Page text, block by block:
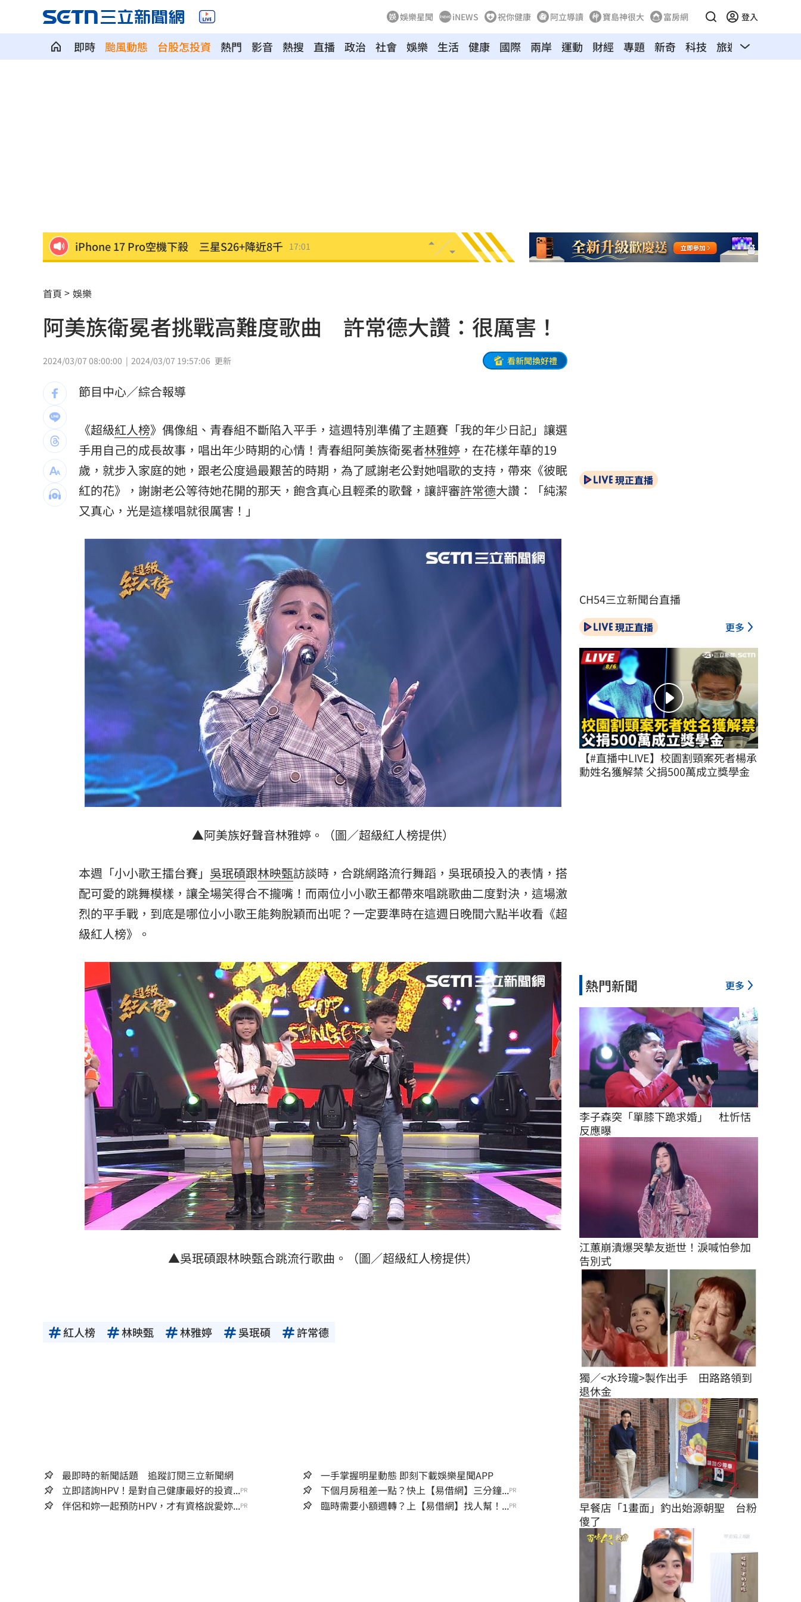
娛樂星聞 iNEWS 祝你健康 阿立導讀 寶島神很大 富房網 登入
即時 颱風動態 台股怎投資 熱門 影音 熱搜 直播 政治 社會 娛樂 生活 健康 國際 兩岸 運動 財經 專題 新奇 科技 旅遊 汽車
iPhone 17 Pro空機下殺 三星S26+降近8千 17:01
上海抽驗嫁接睫毛膠水 逾8成含致癌敏物
鴻海最強單月營收 兆元企業挑戰月營收兆 16:58
中國祭出入境新規 陸委會示警兩類人士
指追星沒邊界！西村力挨批：獨厚國外粉絲
獨／全台最大鍍膜店保養 遭重踩拉轉試車 16:53
PO柯文哲慶生照！陳佩琪曝「開了新存摺」 16:53
全網最醜邊牧被帶走了！狗爸媽焦慮到送醫 16:51
金門縣民卡全面數位化！悠遊付綁定享便利
傳離婚檢場、女兒非親生 李翊君露面回應
豪宅價格鬆動！台北之星跌破200萬元 16:48
Elly突辣洩性感裸背 釣出親媽小S說話了 16:47
公墓旁透天厝突竄火 女性長者倒臥2樓亡 16:47
台灣彩券開獎直播中
LIVE三立+24小時直播 15:27
三立iNEWS新聞台線上直播 18:00
市場到酒場料理！可果美蕃茄醬創無限可能 12:00
父親節送會拉筋的按摩椅 爸爸「筋歡喜」 18:00
油品食安事件引關注 挑選保健食品要注意 13:00
首頁 娛樂
阿美族衛冕者挑戰高難度歌曲 許常德大讚：很厲害！
2024/03/07 08:00:00 2024/03/07 19:57:06 更新 看新聞換好禮
節目中心／綜合報導
《超級紅人榜》偶像組、青春組不斷陷入平手，這週特別準備了主題賽「我的年少日記」讓選
手用自己的成長故事，唱出年少時期的心情！青春組阿美族衛冕者林雅婷 ，在花樣年華的19
歲，就步入家庭的她，跟老公度過最艱苦的時期，為了感謝老公對她唱歌的支持，帶來《彼眠
紅的花》，謝謝老公等待她花開的那天，飽含真心且輕柔的歌聲，讓評審許常德大讚：「純潔
又真心，光是這樣唱就很厲害！」
▲阿美族好聲音林雅婷。（圖／超級紅人榜提供）
本週「小小歌王擂台賽」 吳珉碩跟林映甄訪談時，合跳網路流行舞蹈，吳珉碩投入的表情，搭
配可愛的跳舞模樣，讓全場笑得合不攏嘴！而兩位小小歌王都帶來唱跳歌曲二度對決，這場激
烈的平手戰，到底是哪位小小歌王能夠脫穎而出呢？一定要準時在這週日晚間六點半收看《超
級紅人榜》。
▲吳珉碩跟林映甄合跳流行歌曲。（圖／超級紅人榜提供）
紅人榜 林映甄 林雅婷 吳珉碩 許常德
最即時的新聞話題 追蹤訂閱三立新聞網
一手掌握明星動態 即刻下載娛樂星聞APP
立即諮詢HPV！是對自己健康最好的投資...PR 下個月房租差一點？快上【易借網】三分鐘...PR
伴侶和妳一起預防HPV，才有資格說愛妳...PR 臨時需要小額週轉？上【易借網】找人幫！...PR
現正直播
CH54三立新聞台直播
現正直播 更多
【#直播中LIVE】校園割頸案死者楊承
勳姓名獲解禁 父捐500萬成立獎學金
熱門新聞 更多
李子森突「單膝下跪求婚」　杜忻恬
反應曝
江蕙崩潰爆哭摯友逝世！淚喊怕參加
告別式
獨／<水玲瓏>製作出手　田路路領到
退休金
早餐店「1畫面」釣出始源朝聖　台粉
傻了